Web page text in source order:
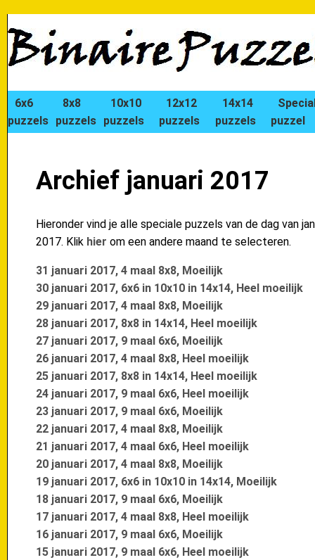
6x6
puzzels
8x8
puzzels
10x10
puzzels
12x12
puzzels
14x14
puzzels
puzzel
Archief januari 2017
Hieronder vind je alle speciale puzzels van de dag van
2017. Klik hier om een andere maand te selecteren.
31 januari 2017, 4 maal 8x8, Moeilijk
30 januari 2017, 6x6 in 10x10 in 14x14, Heel moeilijk
29 januari 2017, 4 maal 8x8, Moeilijk
28 januari 2017, 8x8 in 14x14, Heel moeilijk
27 januari 2017, 9 maal 6x6, Moeilijk
26 januari 2017, 4 maal 8x8, Heel moeilijk
25 januari 2017, 8x8 in 14x14, Heel moeilijk
24 januari 2017, 9 maal 6x6, Heel moeilijk
23 januari 2017, 9 maal 6x6, Moeilijk
22 januari 2017, 4 maal 8x8, Moeilijk
21 januari 2017, 4 maal 6x6, Heel moeilijk
20 januari 2017, 4 maal 8x8, Moeilijk
19 januari 2017, 6x6 in 10x10 in 14x14, Moeilijk
18 januari 2017, 9 maal 6x6, Moeilijk
17 januari 2017, 4 maal 8x8, Heel moeilijk
16 januari 2017, 9 maal 6x6, Moeilijk
15 januari 2017, 9 maal 6x6, Heel moeilijk